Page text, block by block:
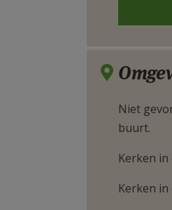
Niet
buurt.
Kerken
Kerken